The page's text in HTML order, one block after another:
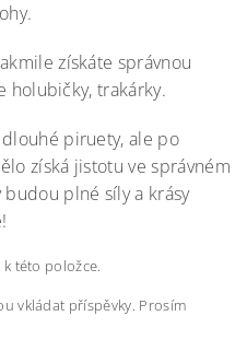
získáte správnou
holubičky, trakárky.
piruety, ale po
získá jistotu ve správném
plné síly a krásy
této položce.
vkládat příspěvky. Prosím